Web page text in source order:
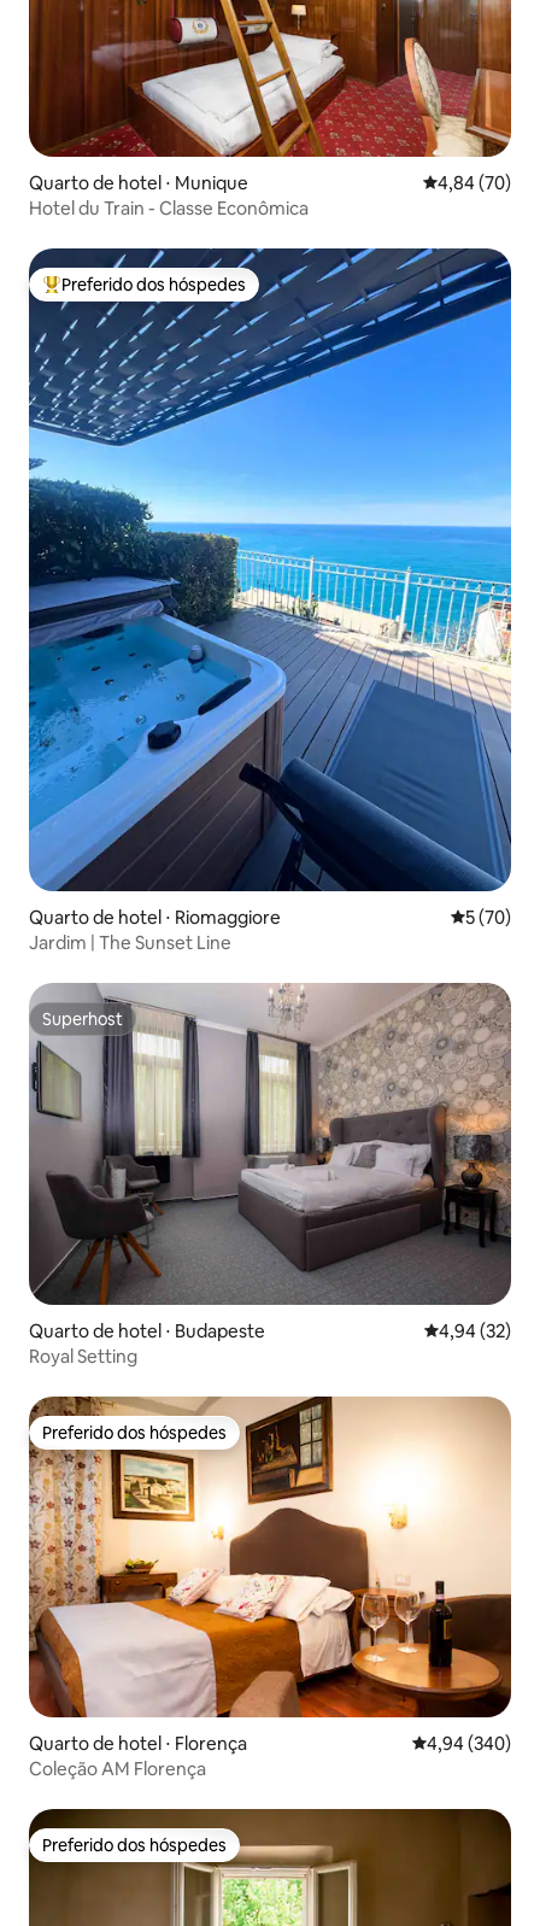
Quarto de hotel ⋅ Munique 4,84 de uma
4,84 (70)
Hotel du Train - Classe Econômica
Entre os melhores preferidos dos hóspedes
Preferido dos hóspedes
Quarto de hotel ⋅ Riomaggiore 5 de uma
5 (70)
Jardim | The Sunset Line
Superhost
Superhost
Quarto de hotel ⋅ Budapeste 4,94 de uma
4,94 (32)
Royal Setting
Preferido dos hóspedes
Preferido dos hóspedes
Quarto de hotel ⋅ Florença 4,94 de uma
4,94 (340)
Coleção AM Florença
Preferido dos hóspedes
Preferido dos hóspedes